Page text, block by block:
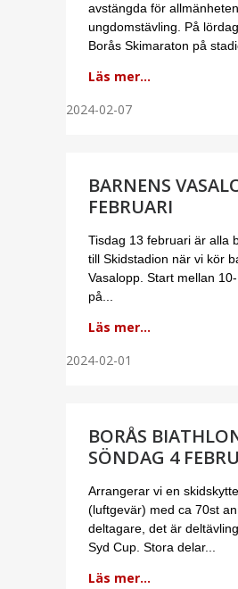
avstängda för allmänheten
ungdomstävling. På
Borås Skimaraton på
Läs mer...
2024-02-07
BARNENS
FEBRUARI
Tisdag 13 februari är alla
till Skidstadion när vi kör
Vasalopp. Start mellan
på...
Läs mer...
2024-02-01
BORÅS
SÖNDAG 4
Arrangerar vi en
(luftgevär) med ca 70st
deltagare, det är
Syd Cup. Stora delar...
Läs mer...